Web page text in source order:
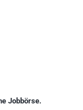
Jobbörse.